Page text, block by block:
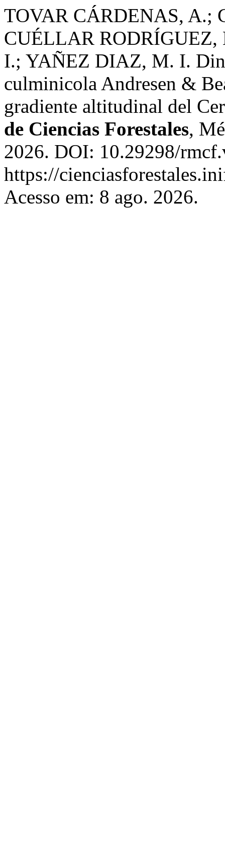
TOVAR CÁRDENAS, A.;
CUÉLLAR
I.; YAÑEZ DIAZ, M. I.
culminicola Andresen &
gradiente altitudinal del
de Ciencias Forestales,
2026. DOI: 10.29298/
https://
Acesso em: 8 ago. 2026.